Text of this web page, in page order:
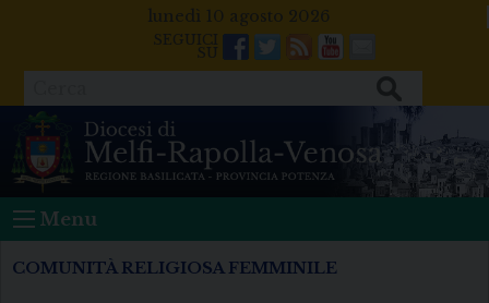
lunedì 10 agosto 2026
Facebook
Twitter
FeedsYoutube
Mail
Menu
COMUNITÀ RELIGIOSA FEMMINILE